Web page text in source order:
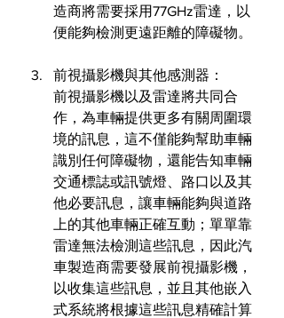
造商將需要採用77GHz雷達，以
便能夠檢測更遠距離的障礙物。
前視攝影機與其他感測器：
前視攝影機以及雷達將共同合
作，為車輛提供更多有關周圍環
境的訊息，這不僅能夠幫助車輛
識別任何障礙物，還能告知車輛
交通標誌或訊號燈、路口以及其
他必要訊息，讓車輛能夠與道路
上的其他車輛正確互動；單單靠
雷達無法檢測這些訊息，因此汽
車製造商需要發展前視攝影機，
以收集這些訊息，並且其他嵌入
式系統將根據這些訊息精確計算